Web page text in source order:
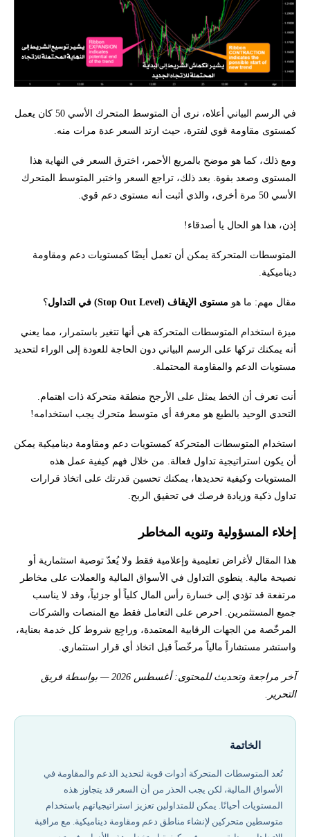
في الرسم البياني أعلاه، نرى أن المتوسط المتحرك الأسي 50 كان يعمل
كمستوى مقاومة قوي لفترة، حيث ارتد السعر عدة مرات منه.
ومع ذلك، كما هو موضح بالمربع الأحمر، اخترق السعر في النهاية هذا
المستوى وصعد بقوة. بعد ذلك، تراجع السعر واختبر المتوسط المتحرك
الأسي 50 مرة أخرى، والذي أثبت أنه مستوى دعم قوي.
إذن، هذا هو الحال يا أصدقاء!
المتوسطات المتحركة يمكن أن تعمل أيضًا كمستويات دعم ومقاومة
ديناميكية.
مقال مهم: ما هو مستوى الإيقاف (Stop Out Level) في التداول ؟
ميزة استخدام المتوسطات المتحركة هي أنها تتغير باستمرار، مما يعني
أنه يمكنك تركها على الرسم البياني دون الحاجة للعودة إلى الوراء لتحديد
مستويات الدعم والمقاومة المحتملة.
أنت تعرف أن الخط يمثل على الأرجح منطقة متحركة ذات اهتمام.
التحدي الوحيد بالطبع هو معرفة أي متوسط متحرك يجب استخدامه!
استخدام المتوسطات المتحركة كمستويات دعم ومقاومة ديناميكية يمكن
أن يكون استراتيجية تداول فعالة. من خلال فهم كيفية عمل هذه
المستويات وكيفية تحديدها، يمكنك تحسين قدرتك على اتخاذ قرارات
تداول ذكية وزيادة فرصك في تحقيق الربح.
إخلاء المسؤولية وتنويه المخاطر
هذا المقال لأغراض تعليمية وإعلامية فقط ولا يُعدّ توصية استثمارية أو
نصيحة مالية. ينطوي التداول في الأسواق المالية والعملات على مخاطر
مرتفعة قد تؤدي إلى خسارة رأس المال كلياً أو جزئياً، وقد لا يناسب
جميع المستثمرين. احرص على التعامل فقط مع المنصات والشركات
المرخّصة من الجهات الرقابية المعتمدة، وراجِع شروط كل خدمة بعناية،
واستشر مستشاراً مالياً مرخّصاً قبل اتخاذ أي قرار استثماري.
آخر مراجعة وتحديث للمحتوى: أغسطس 2026 — بواسطة فريق
التحرير.
الخاتمة
تُعد المتوسطات المتحركة أدوات قوية لتحديد الدعم والمقاومة في
الأسواق المالية، لكن يجب الحذر من أن السعر قد يتجاوز هذه
المستويات أحيانًا. يمكن للمتداولين تعزيز استراتيجياتهم باستخدام
متوسطين متحركين لإنشاء مناطق دعم ومقاومة ديناميكية. مع مراقبة